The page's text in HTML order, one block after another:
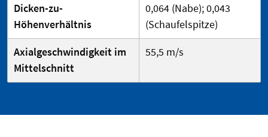
Dicken-zu-
Höhenverhältnis
0,064 (Nabe); 0,043
(Schaufelspitze)
Axialgeschwindigkeit im
Mittelschnitt
55,5 m/s